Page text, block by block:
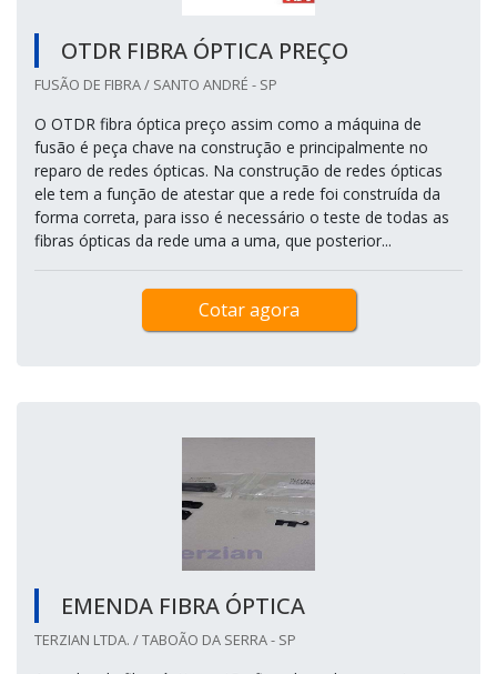
OTDR FIBRA ÓPTICA PREÇO
FUSÃO DE FIBRA / SANTO ANDRÉ - SP
O OTDR fibra óptica preço assim como a máquina de
fusão é peça chave na construção e principalmente no
reparo de redes ópticas. Na construção de redes ópticas
ele tem a função de atestar que a rede foi construída da
forma correta, para isso é necessário o teste de todas as
fibras ópticas da rede uma a uma, que posterior...
Cotar agora
EMENDA FIBRA ÓPTICA
TERZIAN LTDA. / TABOÃO DA SERRA - SP